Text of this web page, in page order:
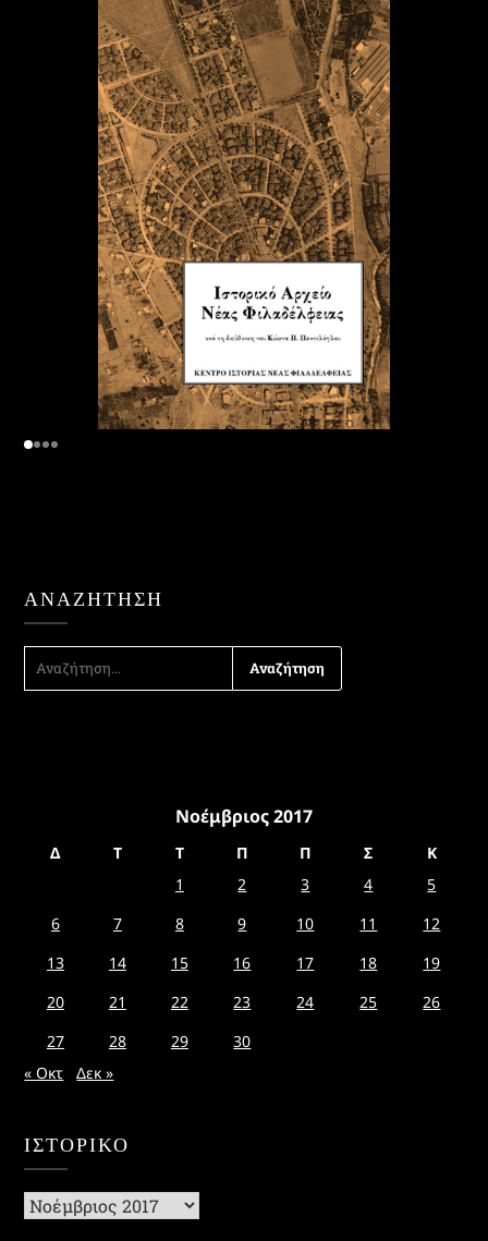
ΑΝΑΖΉΤΗΣΗ
ΑΝΑΖΉΤΗΣΗ
ΓΙΑ:
Νοέμβριος 2017
Δ Τ Τ Π Π Σ
Κ
1
2 3 4
5
6
7 8 9 10 11
12
13
14 15 16 17 18
19
20
21 22 23 24 25
26
27
28 29
30
« Οκτ
Δεκ »
ΙΣΤΟΡΙΚΌ
Ιστορικό